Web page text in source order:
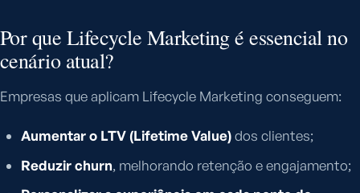
Por que Lifecycle Marketing é essencial no
cenário atual?
Empresas que aplicam Lifecycle Marketing conseguem:
Aumentar o LTV (Lifetime Value)dos clientes;
Reduzir churn, melhorando retenção e engajamento;